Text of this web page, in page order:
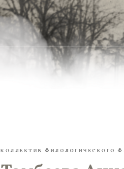
КОЛЛЕКТИВ ФИЛОЛОГИЧЕСКОГО